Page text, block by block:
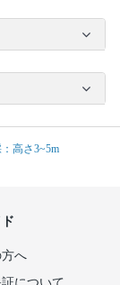
高さ3~5m
へ